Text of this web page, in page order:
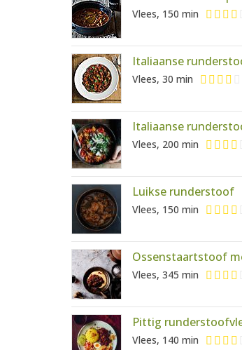
Vlees, 150 min
Italiaanse
Vlees, 30 min
Italiaanse
Vlees, 200 min
Luikse runderstoof
Vlees, 150 min
Ossenstaartstoof
Vlees, 345 min
Pittig
Vlees, 140 min